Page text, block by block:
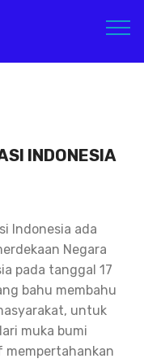
INDONESIA
Indonesia ada
Negara
pada tanggal 17
bahu membahu
untuk
muka bumi